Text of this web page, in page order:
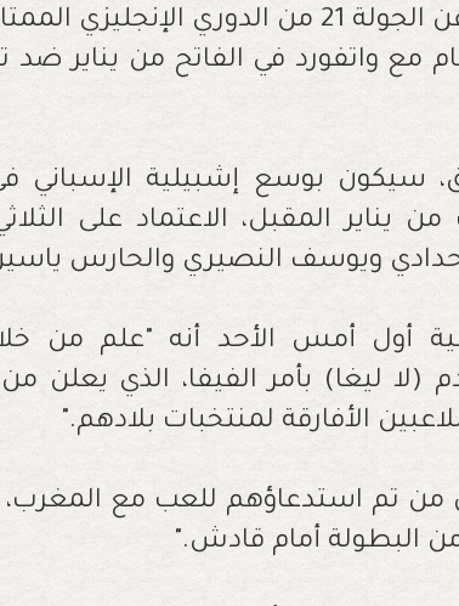
مانشستر يونايتد عن الجولة 21 من الدوري
مع واتفورد في الفاتح من يناير ضد
سيكون بوسع إشبيلية الإسباني
يناير المقبل، الاعتماد على
ويوسف النصيري والحارس
أول أمس الأحد أنه "علم من
(لا ليغا) بأمر الفيفا، الذي يعلن
الأفارقة لمنتخبات بلادهم".
من تم استدعاؤهم للعب مع
".